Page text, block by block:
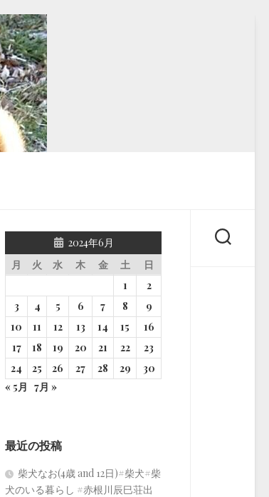
2024年6月
月
火 水 木 金 土
日
1
2
3
4 5 6 7 8
9
10
11 12 13 14 15
16
17
18 19 20 21 22
23
24
25 26 27 28 29
30
« 5月 7月 »
最近の投稿
柴犬なお(4歳 and 12日)#柴犬#柴
犬のいる暮らし #赤根川辰巳荘出